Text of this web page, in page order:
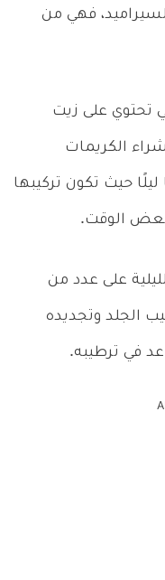
فهي من
تحتوي على زيت
الكريمات
حيث تكون تركيبها
الوقت.
على عدد من
الجلد وتجديده
في ترطيبه.